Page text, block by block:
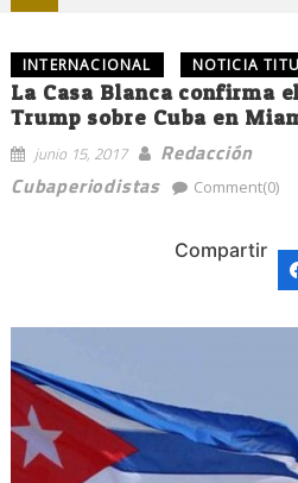
INTERNACIONAL NOTICIA
La Casa Blanca confirma
Trump sobre Cuba en
junio 15, 2017
Redacción
Cubaperiodistas
Comment(0)
Compartir